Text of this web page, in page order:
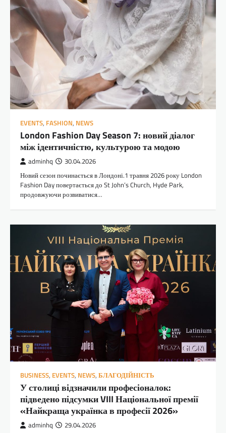
EVENTS, FASHION, NEWS
London Fashion Day Season 7: новий діалог
між ідентичністю, культурою та модою
adminhq 30.04.2026
Новий сезон починається в Лондоні.1 травня 2026 року London
Fashion Day повертається до St John’s Church, Hyde Park,
продовжуючи розвиватися…
BUSINESS, EVENTS, NEWS, БЛАГОДІЙНІСТЬ
У столиці відзначили професіоналок:
підведено підсумки VIII Національної премії
«Найкраща українка в професії 2026»
adminhq 29.04.2026